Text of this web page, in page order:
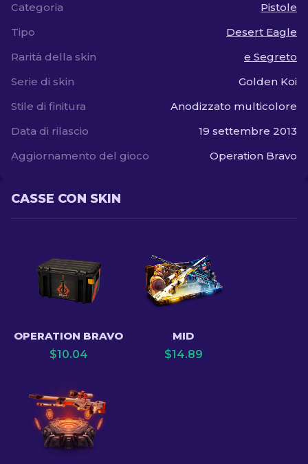
Categoria
Pistole
Tipo
Desert Eagle
Rarità della skin
e Segreto
Serie di skin
Golden Koi
Stile di finitura
Anodizzato multicolore
Data di rilascio
19 settembre 2013
Aggiornamento del gioco
Operation Bravo
CASSE CON SKIN
OPERATION BRAVO
$10.04
MID
$14.89